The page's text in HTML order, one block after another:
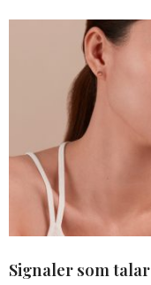
Signaler som